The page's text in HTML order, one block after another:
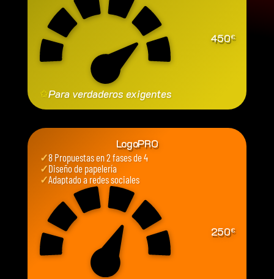
450€
✩Para verdaderos exigentes
LogoPRO
✓8 Propuestas en 2 fases de 4
✓Diseño de papelería
✓Adaptado a redes sociales
250€